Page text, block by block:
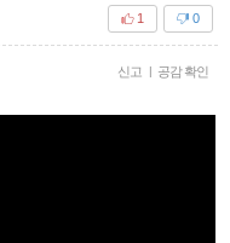
0
1
신고 | 공감 확인